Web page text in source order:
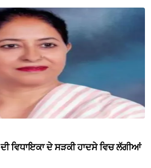
ਵਿਧਾਇਕਾ ਦੇ ਸੜਕੀ ਹਾਦਸੇ ਵਿਚ ਲੱਗੀਆਂ